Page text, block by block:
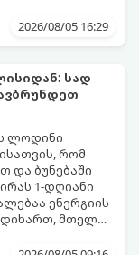
2026/08/05 16:29
სად
ლოდინი
რომ
და ბუნებაში
1-დღიანი
ენერგიის
მთელ